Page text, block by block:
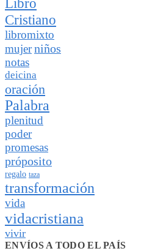
Cristiano
libromixto
mujerniños
notas
deicina
oración
Palabra
plenitud
poder
promesas
próposito
regalo taza
transformación
vida
vidacristiana
vivir
ENVÍOS A TODO EL PAÍS